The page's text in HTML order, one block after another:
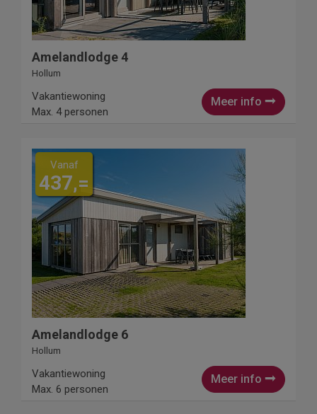
Amelandlodge 4
Hollum
Meer info
Vakantiewoning
Max. 4 personen
Vanaf
437,=
Amelandlodge 6
Hollum
Meer info
Vakantiewoning
Max. 6 personen